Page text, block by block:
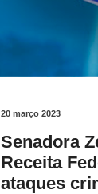
20 março 2023
Senadora
Receita
ataques